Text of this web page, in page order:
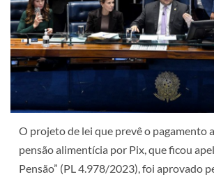
O projeto de lei que prevê o pagamento
pensão alimentícia por Pix, que ficou
Pensão” (PL 4.978/2023), foi aprovado